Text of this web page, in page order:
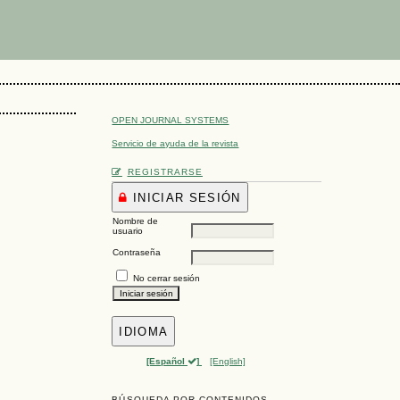
OPEN JOURNAL SYSTEMS
Servicio de ayuda de la revista
REGISTRARSE
INICIAR SESIÓN
Nombre de
usuario
Contraseña
No cerrar sesión
IDIOMA
[Español ] [English]